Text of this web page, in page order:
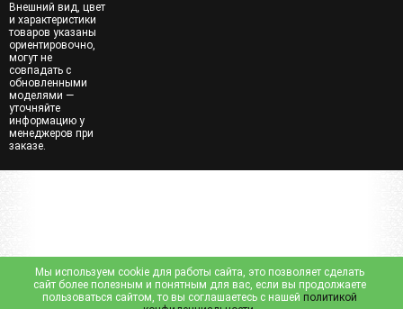
Внешний вид, цвет
и характеристики
товаров указаны
ориентировочно,
могут не
совпадать с
обновленными
моделями —
уточняйте
информацию у
менеджеров при
заказе.
Мы используем cookie для работы сайта, это позволяет сделать
сайт более полезным и понятным для вас, если вы продолжаете
пользоваться сайтом, то вы соглашаетесь с нашей политикой